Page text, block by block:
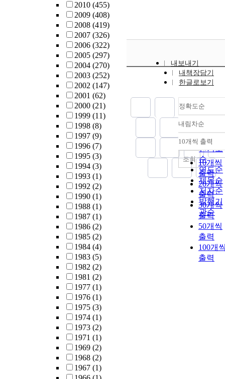
2010 (455)
2009 (408)
2008 (419)
2007 (326)
2006 (322)
2005 (297)
2004 (270)
2003 (252)
2002 (147)
2001 (62)
2000 (21)
1999 (11)
1998 (8)
1997 (9)
1996 (7)
1995 (3)
1994 (3)
1993 (1)
1992 (2)
1990 (1)
1988 (1)
1987 (1)
1986 (2)
1985 (2)
1984 (4)
1983 (5)
1982 (2)
1981 (2)
1977 (1)
1976 (1)
1975 (3)
1974 (1)
1973 (2)
1971 (1)
1969 (2)
1968 (2)
1967 (1)
내보내기
내책장담기
한글로보기
정확도순
정확도
순
인기도
순
연도순
제목순
저자순
발행기
관순
내림차순
내림차
10개씩 출력
10개씩
출력
20개씩
출력
30개씩
출력
50개씩
출력
100개
출력
조회